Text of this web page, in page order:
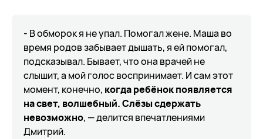
- В обморок я не упал. Помогал жене. Маша во
время родов забывает дышать, я ей помогал,
подсказывал. Бывает, что она врачей не
слышит, а мой голос воспринимает. И сам этот
момент, конечно, когда ребёнок появляется
на свет, волшебный. Слёзы сдержать
невозможно, — делится впечатлениями
Дмитрий.